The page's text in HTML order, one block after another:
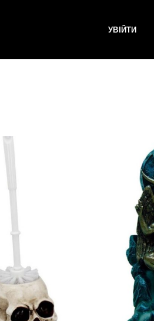
УВІЙТИ